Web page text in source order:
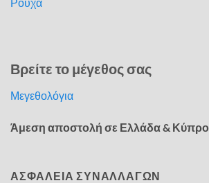
Ρούχα
Βρείτε το μέγεθος σας
Μεγεθολόγια
Άμεση αποστολή σε Ελλάδα & Κύπρο
ΑΣΦΑΛΕΙΑ ΣΥΝΑΛΛΑΓΩΝ